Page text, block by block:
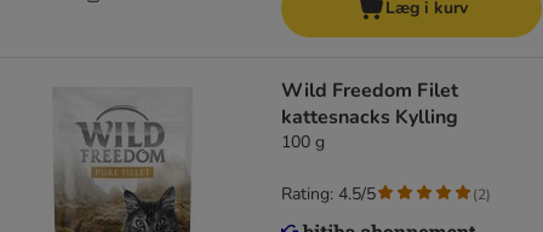
Læg i kurv
Wild Freedom Filet
kattesnacks Kylling
100 g
Rating: 4.5/5 (2)